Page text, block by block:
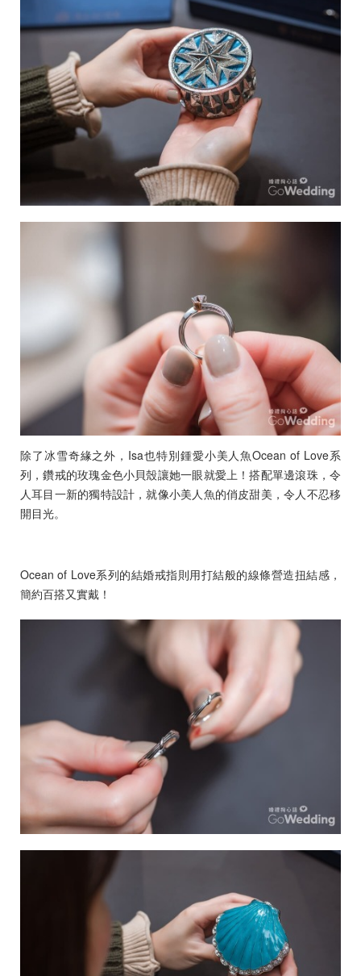
除了冰雪奇緣之外，Isa也特別鍾愛小美人魚Ocean of Love系
列，鑽戒的玫瑰金色小貝殼讓她一眼就愛上！搭配單邊滾珠，令
人耳目一新的獨特設計，就像小美人魚的俏皮甜美，令人不忍移
開目光。
Ocean of Love系列的結婚戒指則用打結般的線條營造扭結感，
簡約百搭又實戴！